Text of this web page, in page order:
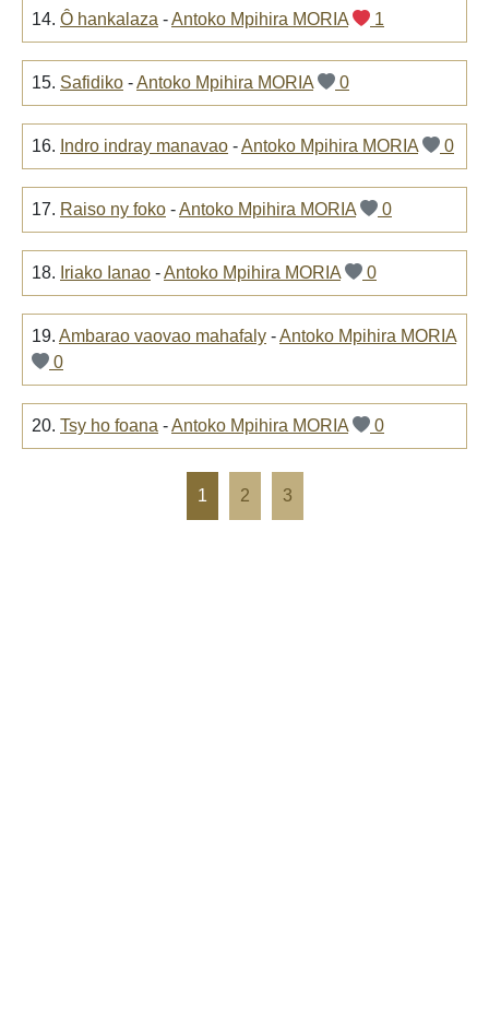
14. Ô hankalaza -Antoko Mpihira MORIA 1
15. Safidiko -Antoko Mpihira MORIA 0
16. Indro indray manavao -Antoko Mpihira MORIA 0
17. Raiso ny foko -Antoko Mpihira MORIA 0
18. Iriako Ianao -Antoko Mpihira MORIA 0
19. Ambarao vaovao mahafaly -Antoko Mpihira MORIA
0
20. Tsy ho foana -Antoko Mpihira MORIA 0
1 2 3